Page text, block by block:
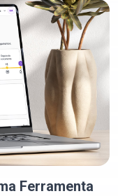
Ferramenta